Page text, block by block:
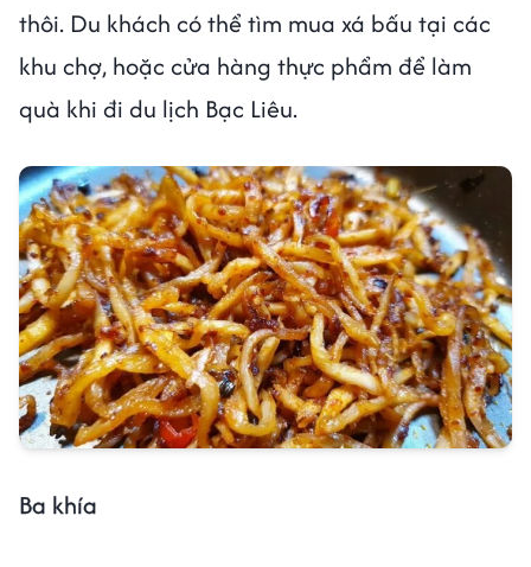
thôi. Du khách có thể tìm mua xá bấu tại các
khu chợ, hoặc cửa hàng thực phẩm để làm
quà khi đi du lịch Bạc Liêu.
Ba khía